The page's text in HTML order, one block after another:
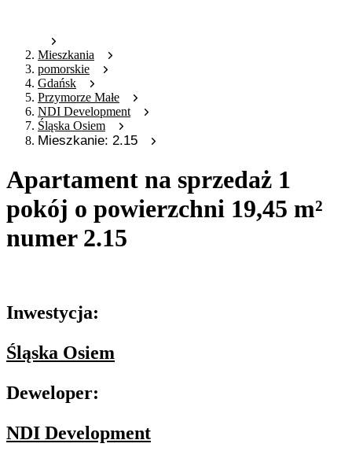
Mieszkania
pomorskie
Gdańsk
Przymorze Małe
NDI Development
Śląska Osiem
Mieszkanie: 2.15
Apartament na sprzedaż 1
pokój o powierzchni 19,45 m²
numer 2.15
Inwestycja:
Śląska Osiem
Deweloper:
NDI Development